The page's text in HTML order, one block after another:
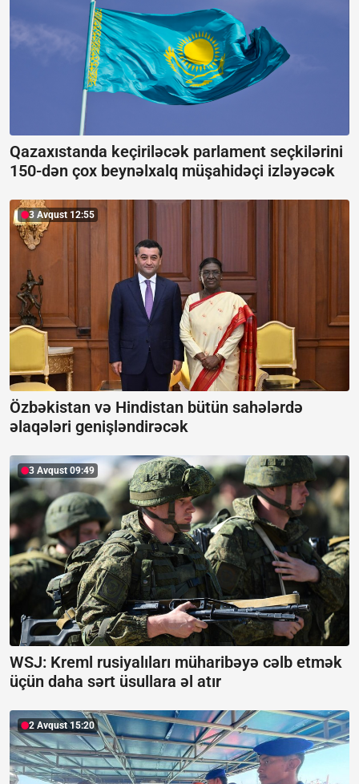
Qazaxıstanda keçiriləcək parlament seçkilərini
150-dən çox beynəlxalq müşahidəçi izləyəcək
3 Avqust 12:55
Özbəkistan və Hindistan bütün sahələrdə
əlaqələri genişləndirəcək
3 Avqust 09:49
WSJ: Kreml rusiyalıları müharibəyə cəlb etmək
üçün daha sərt üsullara əl atır
2 Avqust 15:20